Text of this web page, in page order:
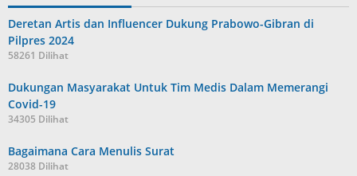
Deretan Artis dan Influencer Dukung Prabowo-Gibran di
Pilpres 2024
58261 Dilihat
Dukungan Masyarakat Untuk Tim Medis Dalam Memerangi
Covid-19
34305 Dilihat
Bagaimana Cara Menulis Surat
28038 Dilihat